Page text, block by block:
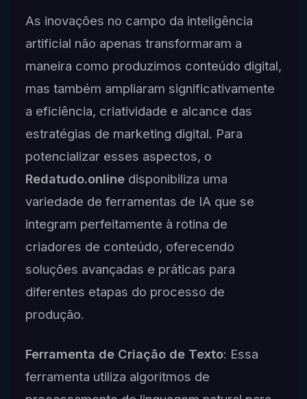
As inovações no campo da inteligência
artificial não apenas transformaram a
maneira como produzimos conteúdo digital,
mas também ampliaram significativamente
a eficiência, criatividade e alcance das
estratégias de marketing digital. Para
potencializar esses aspectos, o
Redatudo.onlinedisponibiliza uma
variedade de ferramentas de IA que se
integram perfeitamente à rotina de
criadores de conteúdo, oferecendo
soluções avançadas e práticas para
diferentes etapas do processo de
produção.
Ferramenta de Criação de Texto: Essa
ferramenta utiliza algoritmos de